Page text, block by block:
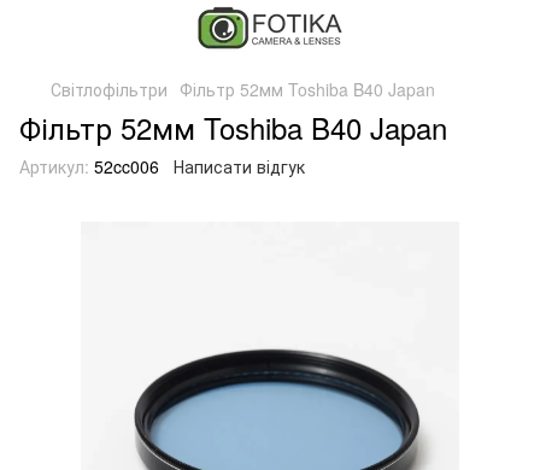
Світлофільтри Фільтр 52мм Toshiba B40 Japan
Фільтр 52мм Toshiba B40 Japan
Артикул: 52cc006 Написати відгук